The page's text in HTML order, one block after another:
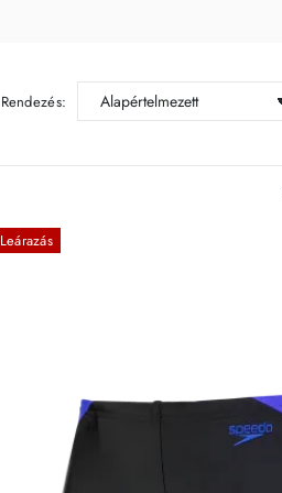
Rendezés:
Leárazás